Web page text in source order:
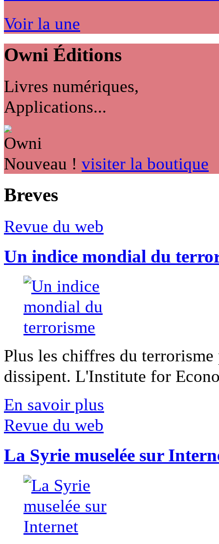
Voir la une
Owni Éditions
Livres numériques,
Applications...
Nouveau ! visiter la boutique
Breves
Revue du web
Un indice mondial du
Plus les chiffres du
dissipent. L'Institute for
En savoir plus
Revue du web
La Syrie muselée sur